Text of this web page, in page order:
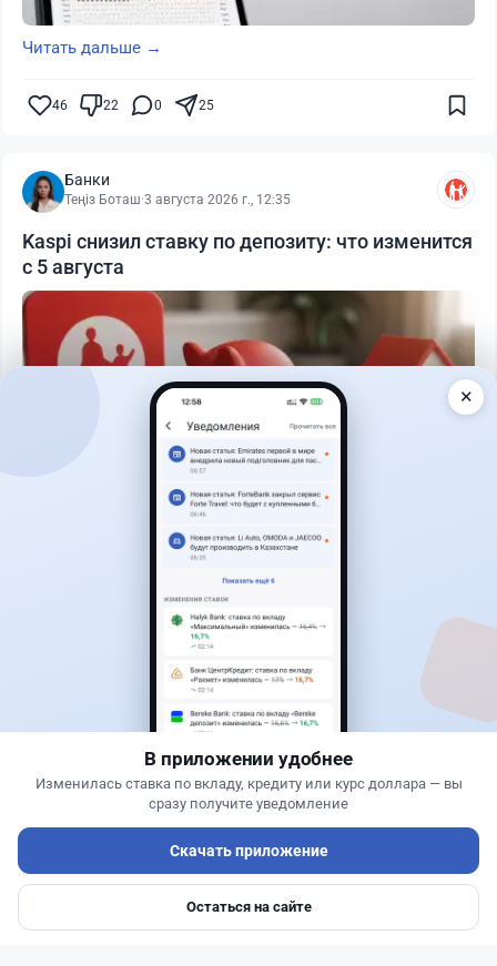
Читать дальше →
46 22 0 25
Банки
Теңіз Боташ·3 августа 2026 г., 12:35
Kaspi снизил ставку по депозиту: что изменится
с 5 августа
6 августа 2026 г., 15:29
БЦК заблокировал перевод - казахстанцы
остались без тура
Ипотеки Авто
✕
В приложении удобнее
Изменилась ставка по вкладу, кредиту или курс доллара — вы
сразу получите уведомление
Скачать приложение
Остаться на сайте